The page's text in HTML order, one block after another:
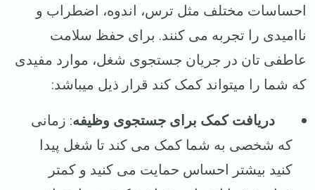
احساسات مختلف مثل ترس، اندوه، اضطراب و
ناامیدی را تجربه می کنند. برای حفظ سلامت
عاطفی تان در جریان جستجوی شغل، موارد مفیدی
که شما را میتواند کمک کند قرار ذیل میباشد:
دریافت کمک برای جستجوی وظیفه: زمانی
که شخصی به شما کمک می کند تا شغل پیدا
کنید بیشتر احساس حمایت می کنید و کمتر